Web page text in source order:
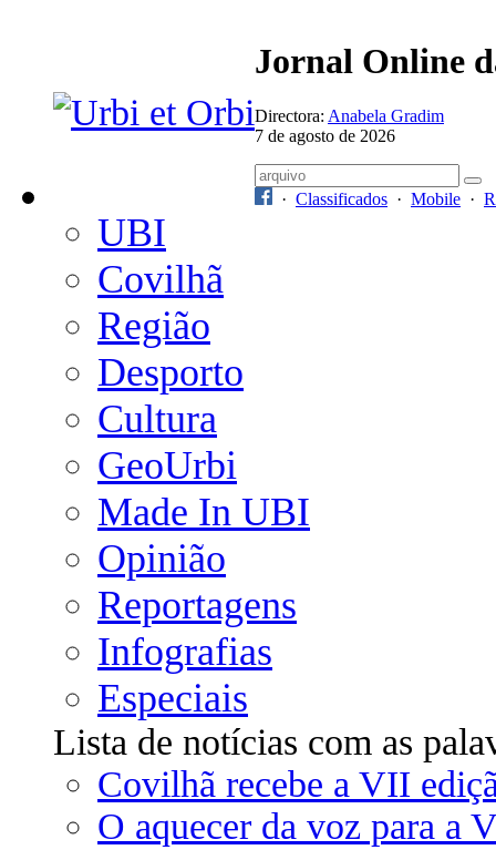
Jornal Online
Directora: Anabela Gradim
7 de agosto de 2026
· Classificados · Mobile ·
UBI
Covilhã
Região
Desporto
Cultura
GeoUrbi
Made In UBI
Opinião
Reportagens
Infografias
Especiais
Lista de notícias com as
Covilhã recebe a VII
O aquecer da voz para